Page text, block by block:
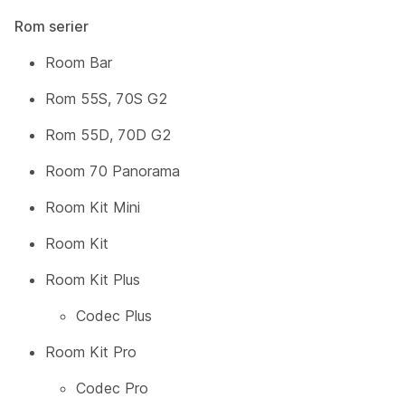
Rom serier
Room Bar
Rom 55S, 70S G2
Rom 55D, 70D G2
Room 70 Panorama
Room Kit Mini
Room Kit
Room Kit Plus
Codec Plus
Room Kit Pro
Codec Pro